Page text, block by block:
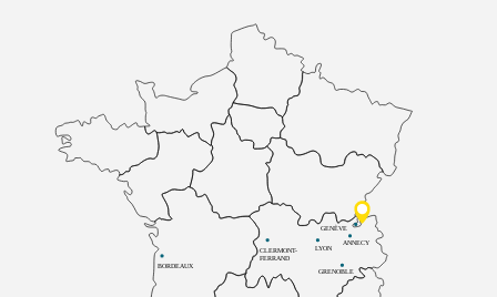
BORDEAUX
CLERMONT-
FERRAND
LYON
ANNECY
GRENOBLE
GENÈVE